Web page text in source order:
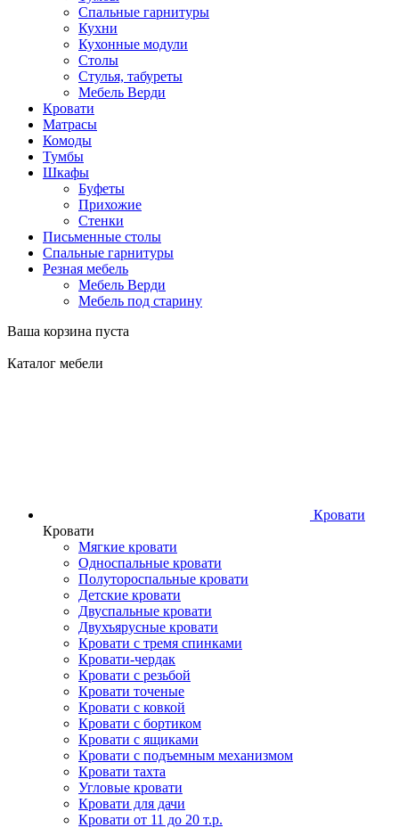
Спальные гарнитуры
Кухни
Кухонные модули
Столы
Стулья, табуреты
Мебель Верди
Кровати
Матрасы
Комоды
Тумбы
Шкафы
Буфеты
Прихожие
Стенки
Письменные столы
Спальные гарнитуры
Резная мебель
Мебель Верди
Мебель под старину
Ваша корзина пуста
Каталог мебели
Кровати
Кровати
Мягкие кровати
Односпальные кровати
Полутороспальные кровати
Детские кровати
Двуспальные кровати
Двухъярусные кровати
Кровати с тремя спинками
Кровати-чердак
Кровати с резьбой
Кровати точеные
Кровати с ковкой
Кровати с бортиком
Кровати с ящиками
Кровати с подъемным механизмом
Кровати тахта
Угловые кровати
Кровати для дачи
Кровати от 11 до 20 т.р.